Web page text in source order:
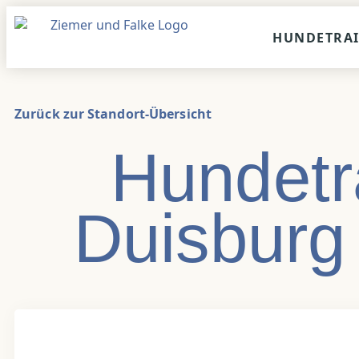
Inhalt
springen
Zurück zur Standort-Übersicht